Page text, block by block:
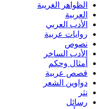
الظواهر الغريبة‏
العربية
الأدب العربي
روايات عربية
نصوص
الأدب الساخر
أمثال وحكم
قصص عربية
دواوين الشعر
نثر
رسائل